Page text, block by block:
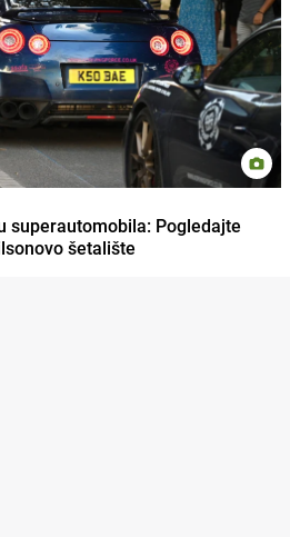
superautomobila: Pogledajte
šetalište